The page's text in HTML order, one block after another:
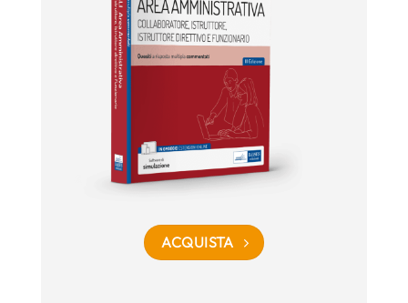
ACQUISTA